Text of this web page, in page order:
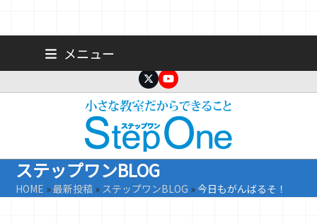
メニュー
TwitterYouTube
ステップワンBLOG
HOME »最新投稿 » ステップワンBLOG » 今日もがんばるそ！